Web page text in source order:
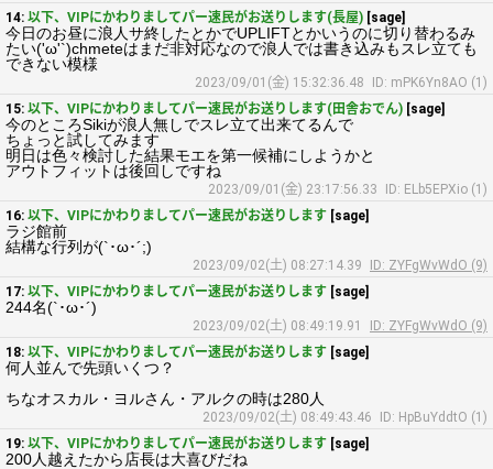
14: 以下、VIPにかわりましてパー速民がお送りします(長屋) [sage]
今日のお昼に浪人サ終したとかでUPLIFTとかいうのに切り替わるみ
たい('ω'`)chmeteはまだ非対応なので浪人では書き込みもスレ立ても
できない模様
2023/09/01(金) 15:32:36.48
ID: mPK6Yn8AO (1)
15: 以下、VIPにかわりましてパー速民がお送りします(田舎おでん) [sage]
今のところSikiが浪人無しでスレ立て出来てるんで
ちょっと試してみます
明日は色々検討した結果モエを第一候補にしようかと
アウトフィットは後回しですね
2023/09/01(金) 23:17:56.33
ID: ELb5EPXio (1)
16: 以下、VIPにかわりましてパー速民がお送りします [sage]
ラジ館前
結構な行列が(`･ω･´;)
2023/09/02(土) 08:27:14.39
ID: ZYFgWvWdO (9)
17: 以下、VIPにかわりましてパー速民がお送りします [sage]
244名(`･ω･´)
2023/09/02(土) 08:49:19.91
ID: ZYFgWvWdO (9)
18: 以下、VIPにかわりましてパー速民がお送りします [sage]
何人並んで先頭いくつ？
ちなオスカル・ヨルさん・アルクの時は280人
2023/09/02(土) 08:49:43.46
ID: HpBuYddtO (1)
19: 以下、VIPにかわりましてパー速民がお送りします [sage]
200人越えたから店長は大喜びだね